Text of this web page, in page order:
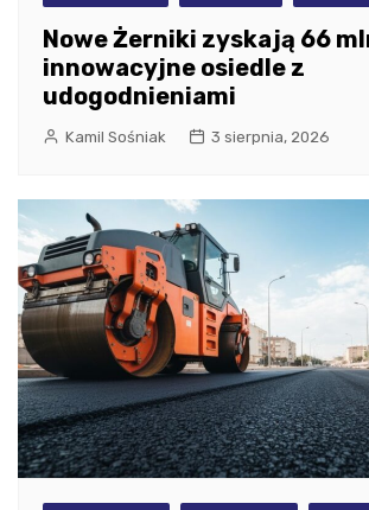
Nowe Żerniki zyskają 66
innowacyjne osiedle z
udogodnieniami
Kamil Sośniak 3 sierpnia, 2026